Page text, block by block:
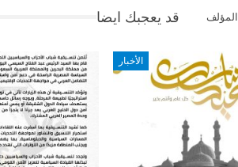
قد يعجبك ايضا
الأخبار